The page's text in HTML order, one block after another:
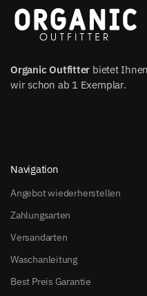
Organic Outfitter bietet
wir schon ab 1 Exemplar.
Navigation
Angebot wiederherstellen
Zahlungsarten
Versandarten
Waschanleitung
Best Preis Garantie